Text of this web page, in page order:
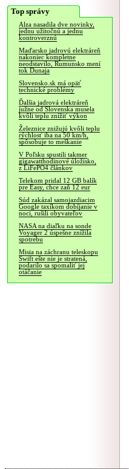
Top správy
Alza nasadila dve novinky,
jednu užitočnú a jednu
kontroverznú
Maďarsko jadrovú elektráreň
nakoniec kompletne
neodstavilo, Rumunsko mení
tok Dunaja
Slovensko.sk má opäť
technické problémy
Ďalšia jadrová elektráreň
južne od Slovenska musela
kvôli teplu znížiť výkon
Železnice znižujú kvôli teplu
rýchlosť iba na 50 km/h,
spôsobuje to meškanie
V Poľsku spustili takmer
gigawatthodinové úložisko,
z LiFePO4 článkov
Telekom pridal 12 GB balík
pre Easy, chce zaň 12 eur
Súd zakázal samojazdiacim
Google taxíkom dobíjanie v
noci, rušili obyvateľov
NASA na diaľku na sonde
Voyager 2 úspešne znížila
spotrebu
Misia na záchranu teleskopu
Swift ešte nie je stratená,
podarilo sa spomaliť jej
otáčanie